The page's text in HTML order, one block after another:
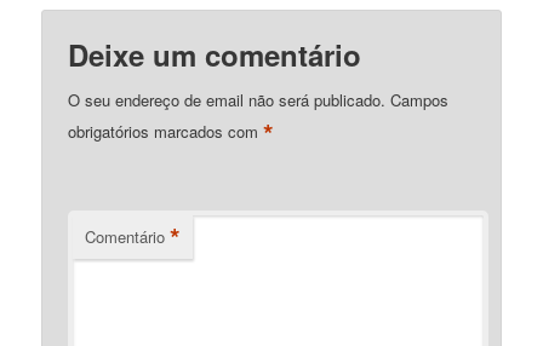
Deixe um comentário
O seu endereço de email não será publicado. Campos
obrigatórios marcados com*
Comentário *